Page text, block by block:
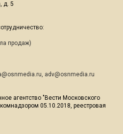
д. 5
продаж)
, adv@osnmedia.ru
агентство "Вести Московского
05.10.2018, реестровая